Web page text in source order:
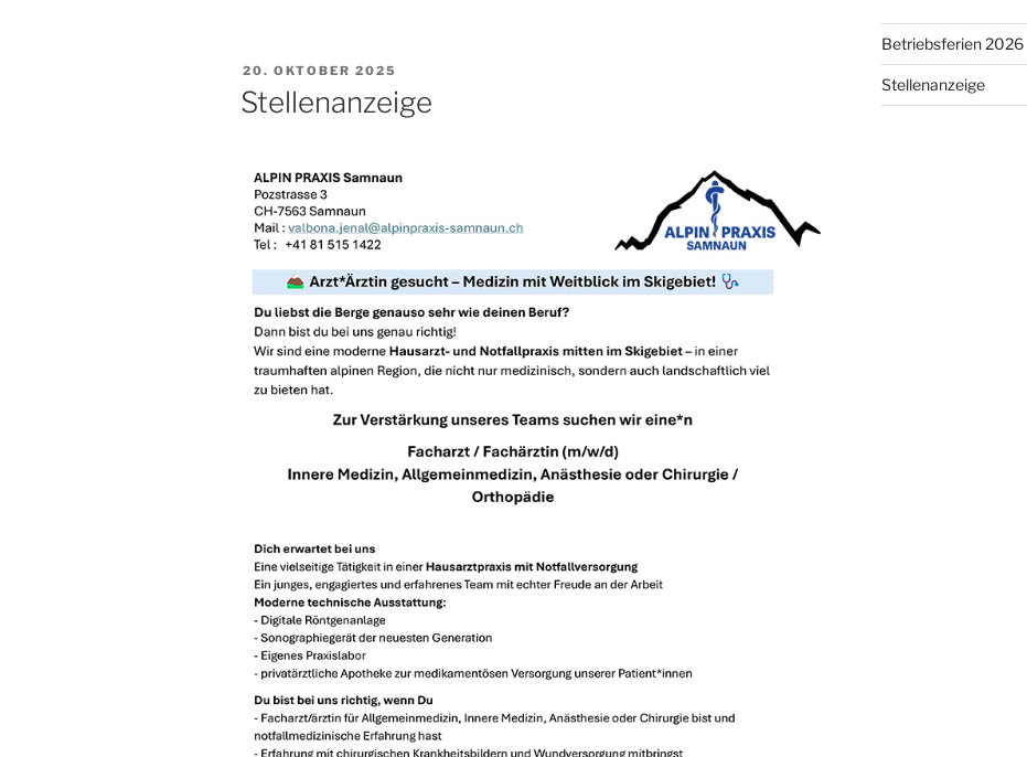
VERÖFFENTLICHT
AM
20. OKTOBER 2025
Stellenanzeige
Betriebsferien 2026
Stellenanzeige